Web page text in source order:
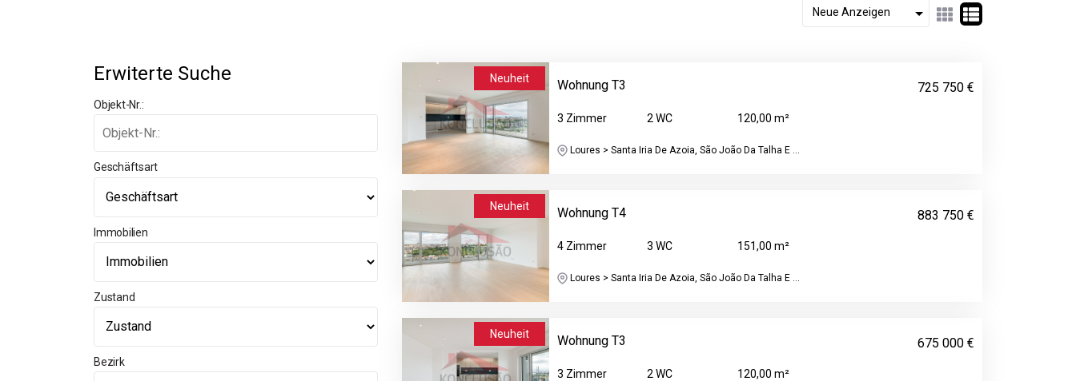
Erwiterte Suche
Objekt-Nr.:
Geschäftsart
Immobilien
Zustand
Bezirk
Neuheit Wohnung T3 725 750 €
3 Zimmer 2 WC 120,00 m²
Loures > Santa Iria De Azoia, São João Da Talha E ...
Neuheit Wohnung T4 883 750 €
4 Zimmer 3 WC 151,00 m²
Loures > Santa Iria De Azoia, São João Da Talha E ...
Neuheit Wohnung T3 675 000 €
3 Zimmer 2 WC 120,00 m²